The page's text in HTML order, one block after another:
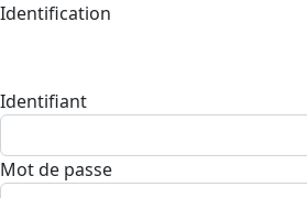
Identification
Identifiant
Mot de passe